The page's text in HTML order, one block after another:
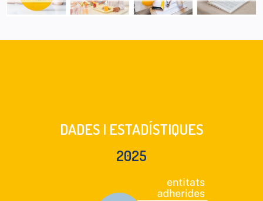
DADES I ESTADÍSTIQUES
2025